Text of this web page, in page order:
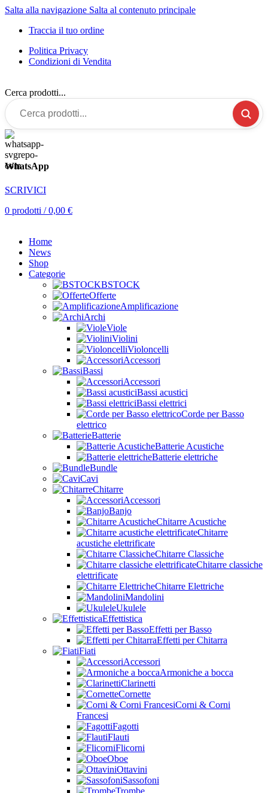
Salta alla navigazione Salta al contenuto principale
Traccia il tuo ordine
Politica Privacy
Condizioni di Vendita
Cerca prodotti...
WhatsApp
SCRIVICI
0 prodotti / 0,00 €
Home
News
Shop
Categorie
BSTOCK
Offerte
Amplificazione
Archi
Viole
Violini
Violoncelli
Accessori
Bassi
Accessori
Bassi acustici
Bassi elettrici
Corde per Basso
elettrico
Batterie
Batterie Acustiche
Batterie elettriche
Bundle
Cavi
Chitarre
Accessori
Banjo
Chitarre Acustiche
Chitarre
acustiche elettrificate
Chitarre Classiche
Chitarre classiche
elettrificate
Chitarre Elettriche
Mandolini
Ukulele
Effettistica
Effetti per Basso
Effetti per Chitarra
Fiati
Accessori
Armoniche a bocca
Clarinetti
Cornette
Corni & Corni
Francesi
Fagotti
Flauti
Flicorni
Oboe
Ottavini
Sassofoni
Trombe